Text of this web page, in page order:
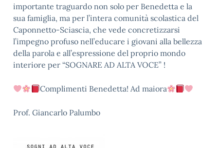
importante traguardo non solo per Benedetta e la
sua famiglia, ma per l’intera comunità scolastica del
Caponnetto-Sciascia, che vede concretizzarsi
l’impegno profuso nell’educare i giovani alla bellezza
della parola e all’espressione del proprio mondo
interiore per “SOGNARE AD ALTA VOCE” !
Complimenti Benedetta! Ad maiora
Prof. Giancarlo Palumbo